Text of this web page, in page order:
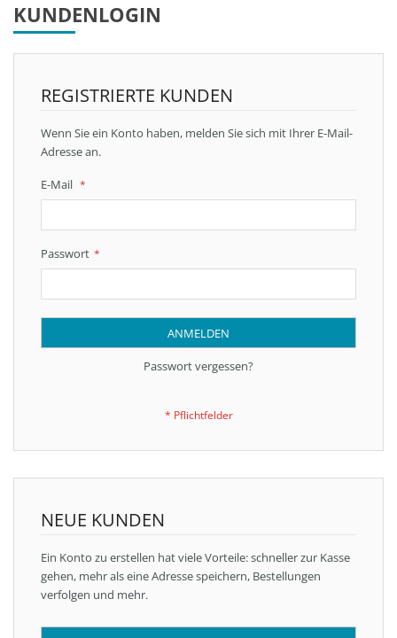
KUNDENLOGIN
REGISTRIERTE KUNDEN
Wenn Sie ein Konto haben, melden Sie sich mit Ihrer E-Mail-
Adresse an.
E-Mail
Passwort
ANMELDEN
Passwort vergessen?
NEUE KUNDEN
Ein Konto zu erstellen hat viele Vorteile: schneller zur Kasse
gehen, mehr als eine Adresse speichern, Bestellungen
verfolgen und mehr.